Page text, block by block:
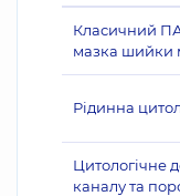
Класичний
мазка шийки
Рідинна
Цитологічне
каналу та